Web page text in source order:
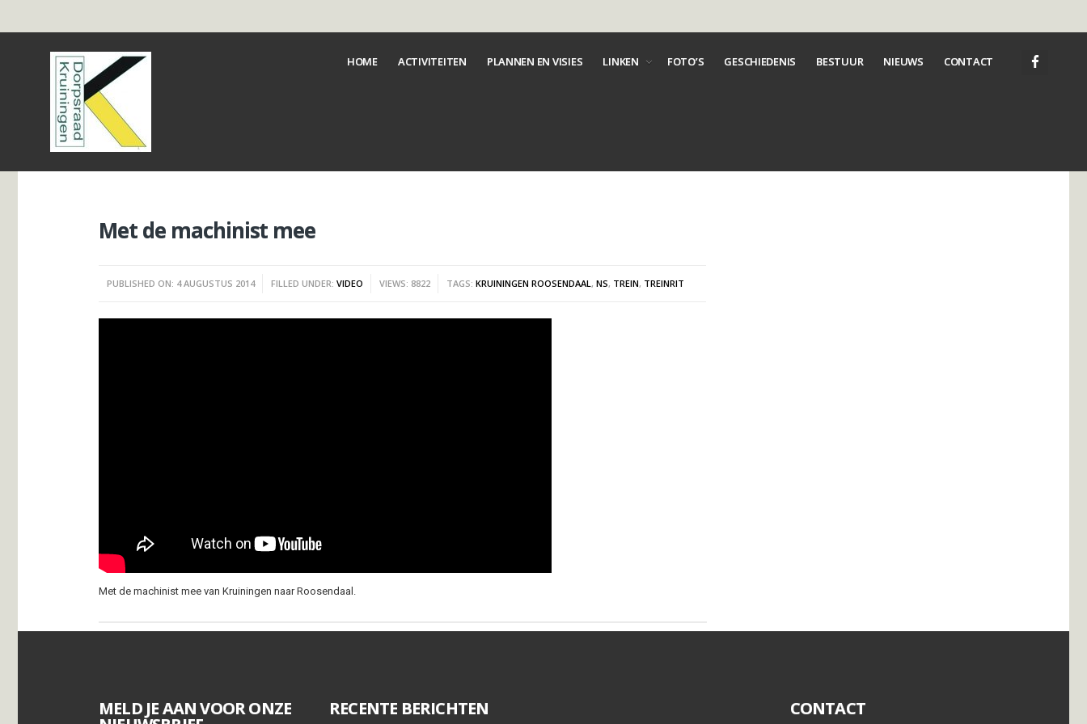
HOME ACTIVITEITEN PLANNEN EN VISIES LINKEN FOTO’S GESCHIEDENIS BESTUUR NIEUWS CONTACT
Met de machinist mee
PUBLISHED ON: 4 AUGUSTUS 2014 FILLED UNDER:VIDEO VIEWS: 8822 TAGS:KRUININGEN ROOSENDAAL,NS, TREIN, TREINRIT
Met de machinist mee van Kruiningen naar Roosendaal.
MELD JE AAN VOOR ONZE RECENTE BERICHTEN CONTACT